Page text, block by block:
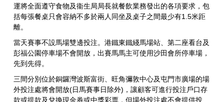
運將全面遵守食物及衞生局局長就餐飲業務發出的各項要求，包
括每張餐桌只會容納不多於兩人同坐及桌子之間最少有1.5米距
離。
當天賽事不設馬場雙邊投注。港鐵東鐵綫馬場站、第二座看台及
彭福公園停車場不會開放，出賽馬馬主可使用沙田會所停車場，
先到先得。
三間分別位於銅鑼灣波斯富街、旺角彌敦中心及屯門市廣場的場
外投注處將會開放(日馬賽事日除外)，讓顧客可進行投注戶口存
款或提款及兌換現金券或中獎彩票，但場外投注處不會提供投